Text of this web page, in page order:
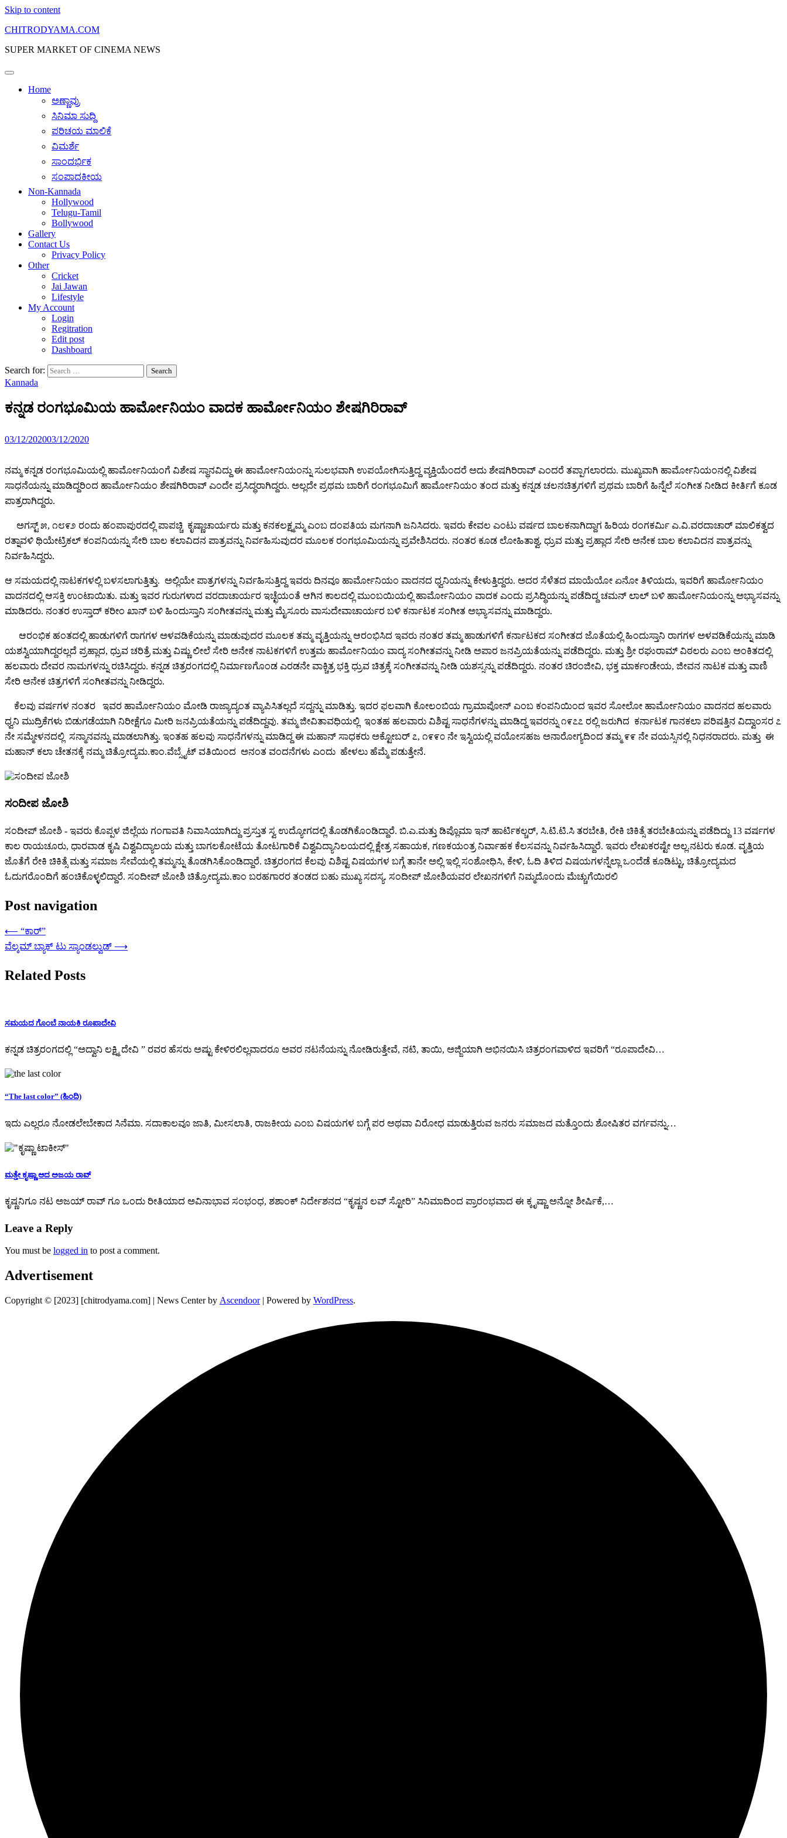
Skip to content
CHITRODYAMA.COM
SUPER MARKET OF CINEMA NEWS
Home
ಅಣ್ಣಾವ್ರು
ಸಿನಿಮಾ ಸುದ್ದಿ
ಪರಿಚಯ ಮಾಲಿಕೆ
ವಿಮರ್ಶೆ
ಸಾಂದರ್ಭಿಕ
ಸಂಪಾದಕೀಯ
Non-Kannada
Hollywood
Telugu-Tamil
Bollywood
Gallery
Contact Us
Privacy Policy
Other
Cricket
Jai Jawan
Lifestyle
My Account
Login
Regitration
Edit post
Dashboard
Search for:
Kannada
ಕನ್ನಡ ರಂಗಭೂಮಿಯ ಹಾರ್ಮೋನಿಯಂ ವಾದಕ ಹಾರ್ಮೋನಿಯಂ ಶೇಷಗಿರಿರಾವ್
03/12/202003/12/2020
ನಮ್ಮ ಕನ್ನಡ ರಂಗಭೂಮಿಯಲ್ಲಿ ಹಾರ್ಮೋನಿಯಂಗೆ ವಿಶೇಷ ಸ್ಥಾನವಿದ್ದು ಈ ಹಾರ್ಮೋನಿಯಂನ್ನು ಸುಲಭವಾಗಿ ಉಪಯೋಗಿಸುತ್ತಿದ್ದ ವ್ಯಕ್ತಿಯೆಂದರೆ ಅದು ಶೇಷಗಿರಿರಾವ್ ಎಂದರೆ ತಪ್ಪಾಗಲಾರದು. ಮುಖ್ಯವಾಗಿ ಹಾರ್ಮೋನಿಯಂನಲ್ಲಿ ವಿಶೇಷ
ಸಾಧನೆಯನ್ನು ಮಾಡಿದ್ದರಿಂದ ಹಾರ್ಮೋನಿಯಂ ಶೇಷಗಿರಿರಾವ್ ಎಂದೇ ಪ್ರಸಿದ್ಧರಾಗಿದ್ದರು. ಅಲ್ಲದೇ ಪ್ರಥಮ ಬಾರಿಗೆ ರಂಗಭೂಮಿಗೆ ಹಾರ್ಮೋನಿಯಂ ತಂದ ಮತ್ತು ಕನ್ನಡ ಚಲನಚಿತ್ರಗಳಿಗೆ ಪ್ರಥಮ ಬಾರಿಗೆ ಹಿನ್ನೆಲೆ ಸಂಗೀತ ನೀಡಿದ ಕೀರ್ತಿಗೆ ಕೂಡ
ಪಾತ್ರರಾಗಿದ್ದರು.
ಅಗಸ್ಟ್ ೫, ೧೮೯೨ ರಂದು ಹಂಪಾಪುರದಲ್ಲಿ ಪಾಪಚ್ಚಿ ಕೃಷ್ಣಾಚಾರ್ಯರು ಮತ್ತು ಕನಕಲಕ್ಷ್ಮಮ್ಮ ಎಂಬ ದಂಪತಿಯ ಮಗನಾಗಿ ಜನಿಸಿದರು. ಇವರು ಕೇವಲ ಎಂಟು ವರ್ಷದ ಬಾಲಕನಾಗಿದ್ದಾಗ ಹಿರಿಯ ರಂಗಕರ್ಮಿ ಎ.ವಿ.ವರದಾಚಾರ್ ಮಾಲಿಕತ್ವದ
ರತ್ನಾವಳಿ ಥಿಯೇಟ್ರಿಕಲ್ ಕಂಪನಿಯನ್ನು ಸೇರಿ ಬಾಲ ಕಲಾವಿದನ ಪಾತ್ರವನ್ನು ನಿರ್ವಹಿಸುವುದರ ಮೂಲಕ ರಂಗಭೂಮಿಯನ್ನು ಪ್ರವೇಶಿಸಿದರು. ನಂತರ ಕೂಡ ಲೋಹಿತಾಶ್ವ, ಧ್ರುವ ಮತ್ತು ಪ್ರಹ್ಲಾದ ಸೇರಿ ಅನೇಕ ಬಾಲ ಕಲಾವಿದನ ಪಾತ್ರವನ್ನು
ನಿರ್ವಹಿಸಿದ್ದರು.
ಆ ಸಮಯದಲ್ಲಿ ನಾಟಕಗಳಲ್ಲಿ ಬಳಸಲಾಗುತ್ತಿತ್ತು. ಅಲ್ಲಿಯೇ ಪಾತ್ರಗಳನ್ನು ನಿರ್ವಹಿಸುತ್ತಿದ್ದ ಇವರು ದಿನವೂ ಹಾರ್ಮೋನಿಯಂ ವಾದನದ ಧ್ವನಿಯನ್ನು ಕೇಳುತ್ತಿದ್ದರು. ಅದರ ಸೆಳೆತದ ಮಾಯೆಯೋ ಏನೋ ತಿಳಿಯದು, ಇವರಿಗೆ ಹಾರ್ಮೋನಿಯಂ
ವಾದನದಲ್ಲಿ ಆಸಕ್ತಿ ಉಂಟಾಯಿತು. ಮತ್ತು ಇವರ ಗುರುಗಳಾದ ವರದಾಚಾರ್ಯರ ಇಚ್ಛೆಯಂತೆ ಆಗಿನ ಕಾಲದಲ್ಲಿ ಮುಂಬಯಿಯಲ್ಲಿ ಹಾರ್ಮೋನಿಯಂ ವಾದಕ ಎಂದು ಪ್ರಸಿದ್ಧಿಯನ್ನು ಪಡೆದಿದ್ದ ಚಮನ್ ಲಾಲ್ ಬಳಿ ಹಾರ್ಮೋನಿಯಂನ್ನು ಅಭ್ಯಾಸವನ್ನು
ಮಾಡಿದರು. ನಂತರ ಉಸ್ತಾದ್ ಕರೀಂ ಖಾನ್ ಬಳಿ ಹಿಂದುಸ್ತಾನಿ ಸಂಗೀತವನ್ನು ಮತ್ತು ಮೈಸೂರು ವಾಸುದೇವಾಚಾರ್ಯರ ಬಳಿ ಕರ್ನಾಟಕ ಸಂಗೀತ ಅಭ್ಯಾಸವನ್ನು ಮಾಡಿದ್ದರು.
ಆರಂಭಿಕ ಹಂತದಲ್ಲಿ ಹಾಡುಗಳಿಗೆ ರಾಗಗಳ ಅಳವಡಿಕೆಯನ್ನು ಮಾಡುವುದರ ಮೂಲಕ ತಮ್ಮ ವೃತ್ತಿಯನ್ನು ಆರಂಭಿಸಿದ ಇವರು ನಂತರ ತಮ್ಮ ಹಾಡುಗಳಿಗೆ ಕರ್ನಾಟಕದ ಸಂಗೀತದ ಜೊತೆಯಲ್ಲಿ ಹಿಂದುಸ್ತಾನಿ ರಾಗಗಳ ಅಳವಡಿಕೆಯನ್ನು ಮಾಡಿ
ಯಶಸ್ವಿಯಾಗಿದ್ದರಲ್ಲದೆ ಪ್ರಹ್ಲಾದ, ಧ್ರುವ ಚರಿತ್ರೆ ಮತ್ತು ವಿಷ್ಣು ಲೀಲೆ ಸೇರಿ ಅನೇಕ ನಾಟಕಗಳಿಗೆ ಉತ್ತಮ ಹಾರ್ಮೋನಿಯಂ ವಾದ್ಯ ಸಂಗೀತವನ್ನು ನೀಡಿ ಅಪಾರ ಜನಪ್ರಿಯತೆಯನ್ನು ಪಡೆದಿದ್ದರು. ಮತ್ತು ಶ್ರೀ ರಘುರಾಮ್ ವಿಠಲರು ಎಂಬ ಅಂಕಿತದಲ್ಲಿ
ಹಲವಾರು ದೇವರ ನಾಮಗಳನ್ನು ರಚಿಸಿದ್ದರು. ಕನ್ನಡ ಚಿತ್ರರಂಗದಲ್ಲಿ ನಿರ್ಮಾಣಗೊಂಡ ಎರಡನೇ ವಾಕ್ಚಿತ್ರ ಭಕ್ತಿ ಧ್ರುವ ಚಿತ್ರಕ್ಕೆ ಸಂಗೀತವನ್ನು ನೀಡಿ ಯಶಸ್ಸನ್ನು ಪಡೆದಿದ್ದರು. ನಂತರ ಚಿರಂಜೀವಿ, ಭಕ್ತ ಮಾರ್ಕಂಡೇಯ, ಜೀವನ ನಾಟಕ ಮತ್ತು ವಾಣಿ
ಸೇರಿ ಅನೇಕ ಚಿತ್ರಗಳಿಗೆ ಸಂಗೀತವನ್ನು ನೀಡಿದ್ದರು.
ಕೆಲವು ವರ್ಷಗಳ ನಂತರ ಇವರ ಹಾರ್ಮೋನಿಯಂ ಮೋಡಿ ರಾಜ್ಯಾದ್ಯಂತ ವ್ಯಾಪಿಸಿತಲ್ಲದೆ ಸದ್ದನ್ನು ಮಾಡಿತ್ತು. ಇದರ ಫಲವಾಗಿ ಕೋಲಂಬಿಯ ಗ್ರಾಮಾಪೋನ್ ಎಂಬ ಕಂಪನಿಯಿಂದ ಇವರ ಸೋಲೋ ಹಾರ್ಮೋನಿಯಂ ವಾದನದ ಹಲವಾರು
ಧ್ವನಿ ಮುದ್ರಿಕೆಗಳು ಬಿಡುಗಡೆಯಾಗಿ ನಿರೀಕ್ಷೆಗೂ ಮೀರಿ ಜನಪ್ರಿಯತೆಯನ್ನು ಪಡೆದಿದ್ದವು. ತಮ್ಮ ಜೀವಿತಾವಧಿಯಲ್ಲಿ ಇಂತಹ ಹಲವಾರು ವಿಶಿಷ್ಟ ಸಾಧನೆಗಳನ್ನು ಮಾಡಿದ್ದ ಇವರನ್ನು ೧೯೭೭ ರಲ್ಲಿ ಜರುಗಿದ ಕರ್ನಾಟಕ ಗಾನಕಲಾ ಪರಿಷತ್ತಿನ ವಿದ್ವಾಂಸರ ೭
ನೇ ಸಮ್ಮೇಳನದಲ್ಲಿ ಸನ್ಮಾನವನ್ನು ಮಾಡಲಾಗಿತ್ತು. ಇಂತಹ ಹಲವು ಸಾಧನೆಗಳನ್ನು ಮಾಡಿದ್ದ ಈ ಮಹಾನ್ ಸಾಧಕರು ಅಕ್ಟೋಬರ್ ೭, ೧೯೯೦ ನೇ ಇಸ್ವಿಯಲ್ಲಿ ವಯೋಸಹಜ ಅನಾರೋಗ್ಯದಿಂದ ತಮ್ಮ ೯೯ ನೇ ವಯಸ್ಸಿನಲ್ಲಿ ನಿಧನರಾದರು. ಮತ್ತು ಈ
ಮಹಾನ್ ಕಲಾ ಚೇತನಕ್ಕೆ ನಮ್ಮ ಚಿತ್ರೋದ್ಯಮ.ಕಾಂ.ವೆಬ್ಸೈಟ್ ವತಿಯಿಂದ ಅನಂತ ವಂದನೆಗಳು ಎಂದು ಹೇಳಲು ಹೆಮ್ಮೆ ಪಡುತ್ತೇನೆ.
ಸಂದೀಪ ಜೋಶಿ
ಸಂದೀಪ್ ಜೋಶಿ - ಇವರು ಕೊಪ್ಪಳ ಜಿಲ್ಲೆಯ ಗಂಗಾವತಿ ನಿವಾಸಿಯಾಗಿದ್ದು ಪ್ರಸ್ತುತ ಸ್ವ ಉದ್ಯೋಗದಲ್ಲಿ ತೊಡಗಿಕೊಂಡಿದ್ದಾರೆ. ಬಿ.ಎ.ಮತ್ತು ಡಿಪ್ಲೊಮಾ ಇನ್ ಹಾರ್ಟಿಕಲ್ಚರ್, ಸಿ.ಟಿ.ಟಿ.ಸಿ ತರಬೇತಿ, ರೇಕಿ ಚಿಕಿತ್ಸೆ ತರಬೇತಿಯನ್ನು ಪಡೆದಿದ್ದು 13 ವರ್ಷಗಳ
ಕಾಲ ರಾಯಚೂರು, ಧಾರವಾಡ ಕೃಷಿ ವಿಶ್ವವಿದ್ಯಾಲಯ ಮತ್ತು ಬಾಗಲಕೋಟೆಯ ತೋಟಗಾರಿಕೆ ವಿಶ್ವವಿದ್ಯಾನಿಲಯದಲ್ಲಿ ಕ್ಷೇತ್ರ ಸಹಾಯಕ, ಗಣಕಯಂತ್ರ ನಿರ್ವಾಹಕ ಕೆಲಸವನ್ನು ನಿರ್ವಹಿಸಿದ್ದಾರೆ. ಇವರು ಲೇಖಕರಷ್ಟೇ ಅಲ್ಲ.‌ನಟರು ಕೂಡ. ವೃತ್ತಿಯ
ಜೊತೆಗೆ ರೇಕಿ ಚಿಕಿತ್ಸೆ ಮತ್ತು ಸಮಾಜ ಸೇವೆಯಲ್ಲಿ ತಮ್ಮನ್ನು ತೊಡಗಿಸಿಕೊಂಡಿದ್ದಾರೆ. ಚಿತ್ರರಂಗದ ಕೆಲವು ವಿಶಿಷ್ಟ ವಿಷಯಗಳ ಬಗ್ಗೆ ತಾನೇ ಅಲ್ಲಿ ಇಲ್ಲಿ ಸಂಶೋಧಿಸಿ, ಕೇಳಿ, ಓದಿ ತಿಳಿದ ವಿಷಯಗಳನ್ನೆಲ್ಲಾ ಒಂದೆಡೆ ಕೂಡಿಟ್ಟು, ಚಿತ್ರೋದ್ಯಮದ
ಓದುಗರೊಂದಿಗೆ ಹಂಚಿಕೊಳ್ಳಲಿದ್ದಾರೆ. ಸಂದೀಪ್‌ ಜೋಶಿ ಚಿತ್ರೋದ್ಯಮ.ಕಾಂ ಬರಹಗಾರರ ತಂಡದ ಬಹು ಮುಖ್ಯ ಸದಸ್ಯ. ಸಂದೀಪ್ ಜೋಶಿಯವರ ಲೇಖನಗಳಿಗೆ ನಿಮ್ಮದೊಂದು ಮೆಚ್ಚುಗೆಯಿರಲಿ
Post navigation
⟵ “ಕಾರ್”
ವೆಲ್ಕಮ್ ಬ್ಯಾಕ್ ಟು ಸ್ಯಾಂಡಲ್ವುಡ್ ⟶
Related Posts
ಸಮಯದ ಗೊಂಬೆ ನಾಯಕಿ ರೂಪಾದೇವಿ
ಕನ್ನಡ ಚಿತ್ರರಂಗದಲ್ಲಿ “ಅದ್ವಾನಿ ಲಕ್ಷ್ಮಿ ದೇವಿ ” ರವರ ಹೆಸರು ಅಷ್ಟು ಕೇಳಿರಲಿಲ್ಲವಾದರೂ ಅವರ ನಟನೆಯನ್ನು ನೋಡಿರುತ್ತೇವೆ, ನಟಿ, ತಾಯಿ, ಅಜ್ಜಿಯಾಗಿ ಅಭಿನಯಿಸಿ ಚಿತ್ರರಂಗವಾಳಿದ ಇವರಿಗೆ “ರೂಪಾದೇವಿ…
“The last color” (ಹಿಂದಿ)
ಇದು ಎಲ್ಲರೂ ನೋಡಲೇಬೇಕಾದ ಸಿನೆಮಾ. ಸದಾಕಾಲವೂ ಜಾತಿ, ಮೀಸಲಾತಿ, ರಾಜಕೀಯ ಎಂಬ ವಿಷಯಗಳ ಬಗ್ಗೆ ಪರ ಅಥವಾ ವಿರೋಧ ಮಾಡುತ್ತಿರುವ ಜನರು ಸಮಾಜದ ಮತ್ತೊಂದು ಶೋಷಿತರ ವರ್ಗವನ್ನು…
ಮತ್ತೇ ಕೃಷ್ಣಾ ಆದ ಅಜಯ ರಾವ್
ಕೃಷ್ಣನಿಗೂ ನಟ ಅಜಯ್ ರಾವ್ ಗೂ ಒಂದು ರೀತಿಯಾದ ಅವಿನಾಭಾವ ಸಂಭಂಧ, ಶಶಾಂಕ್ ನಿರ್ದೇಶನದ “ಕೃಷ್ಣನ ಲವ್ ಸ್ಟೋರಿ” ಸಿನಿಮಾದಿಂದ ಪ್ರಾರಂಭವಾದ ಈ ಕ್ಕೃಷ್ಣಾ ಅನ್ನೋ ಶೀರ್ಷಿಕೆ,…
Leave a Reply
You must be logged in to post a comment.
Advertisement
Copyright © [2023] [chitrodyama.com] | News Center by Ascendoor| Powered by WordPress.